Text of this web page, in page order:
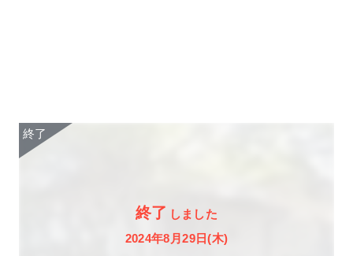
終了 しました
2024年8月29日(木)